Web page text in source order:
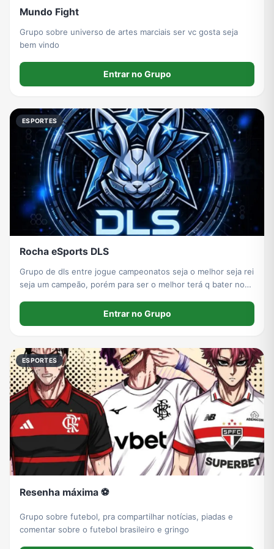
Mundo Fight
Grupo sobre universo de artes marciais ser vc gosta seja
bem vindo
Entrar no Grupo
ESPORTES
Rocha eSports DLS
Grupo de dls entre jogue campeonatos seja o melhor seja rei
seja um campeão, porém para ser o melhor terá q bater nos
Entrar no Grupo
ESPORTES
Resenha máxima ⚽
Grupo sobre futebol, pra compartilhar notícias, piadas e
comentar sobre o futebol brasileiro e gringo